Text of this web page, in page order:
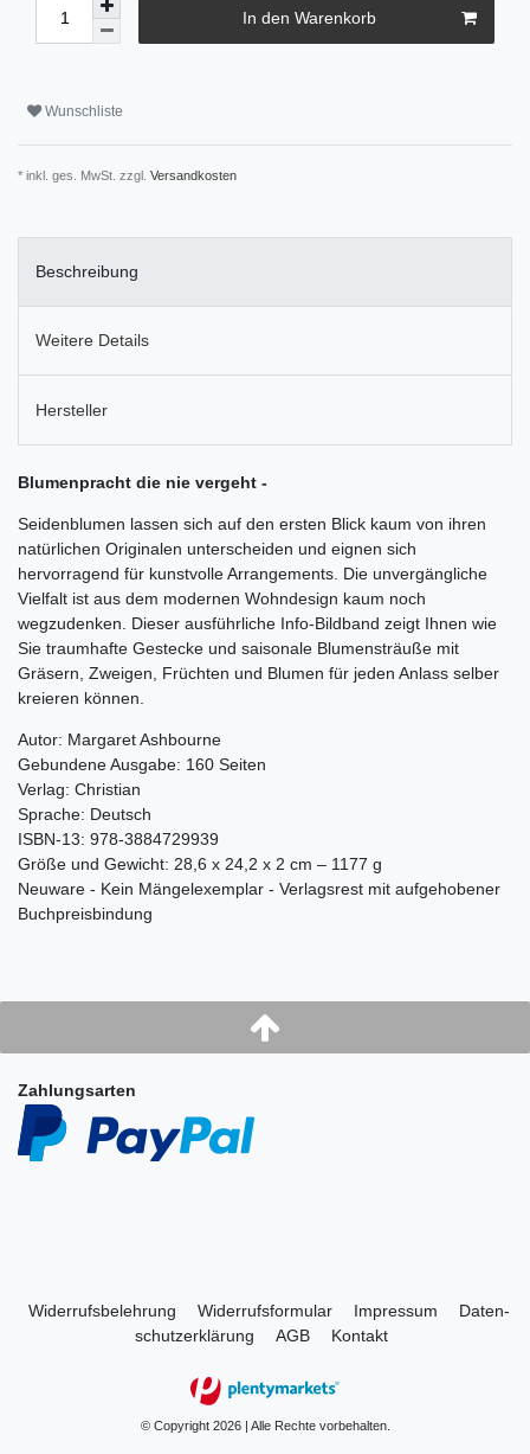
In den Warenkorb
Wunschliste
* inkl. ges. MwSt. zzgl. Versandkosten
Beschreibung
Weitere Details
Hersteller
Blumenpracht die nie vergeht -
Seidenblumen lassen sich auf den ersten Blick kaum von ihren
natürlichen Originalen unterscheiden und eignen sich
hervorragend für kunstvolle Arrangements. Die unvergängliche
Vielfalt ist aus dem modernen Wohndesign kaum noch
wegzudenken. Dieser ausführliche Info-Bildband zeigt Ihnen wie
Sie traumhafte Gestecke und saisonale Blumensträuße mit
Gräsern, Zweigen, Früchten und Blumen für jeden Anlass selber
kreieren können.
Autor: Margaret Ashbourne
Gebundene Ausgabe: 160 Seiten
Verlag: Christian
Sprache: Deutsch
ISBN-13: 978-3884729939
Größe und Gewicht: 28,6 x 24,2 x 2 cm – 1177 g
Neuware - Kein Mängelexemplar - Verlagsrest mit aufgehobener
Buchpreisbindung
Zahlungsarten
Widerrufs­belehrung Widerrufs­formular Impressum
Daten­
schutz­erklärung
AGB Kontakt
© Copyright 2026 | Alle Rechte vorbehalten.